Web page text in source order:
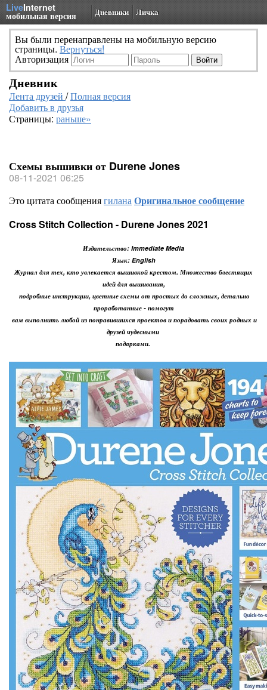
LiveInternet
мобильная версия Дневники Личка
Вы были перенаправлены на мобильную версию
страницы. Вернуться!
Авторизация
Дневник
Лента друзей /Полная версия
Добавить в друзья
Страницы: раньше»
Схемы вышивки от Durene Jones
08-11-2021 06:25
Это цитата сообщениягиланаОригинальное сообщение
Cross Stitch Collection - Durene Jones 2021
Издательство: Immediate Media
Язык: English
Журнал для тех, кто увлекается вышивкой крестом. Множество блестящих
идей для вышивания,
подробные инструкции, цветные схемы от простых до сложных, детально
проработанные - помогут
вам выполнить любой из понравившихся проектов и порадовать своих родных и
друзей чудесными
подарками.